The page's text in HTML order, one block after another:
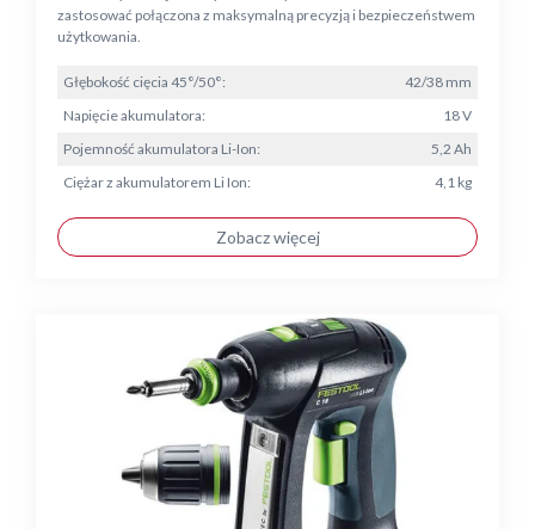
zastosować połączona z maksymalną precyzją i bezpieczeństwem
użytkowania.
Głębokość cięcia 45°/50°:
42/38 mm
Napięcie akumulatora:
18 V
Pojemność akumulatora Li-Ion:
5,2 Ah
Ciężar z akumulatorem Li Ion:
4,1 kg
Zobacz więcej